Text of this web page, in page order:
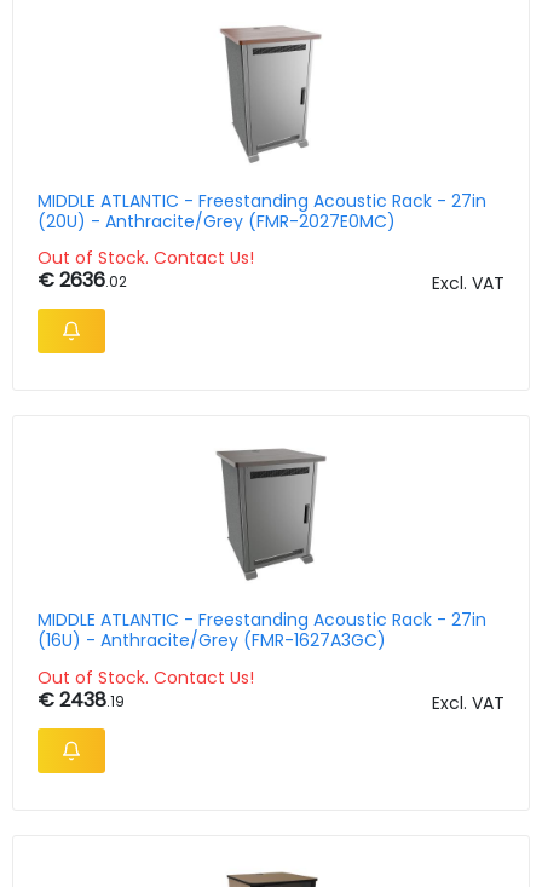
MIDDLE ATLANTIC - Freestanding Acoustic Rack - 27in
(20U) - Anthracite/Grey (FMR-2027E0MC)
Out of Stock. Contact Us!
€ 2636.02 Excl. VAT
MIDDLE ATLANTIC - Freestanding Acoustic Rack - 27in
(16U) - Anthracite/Grey (FMR-1627A3GC)
Out of Stock. Contact Us!
€ 2438.19 Excl. VAT